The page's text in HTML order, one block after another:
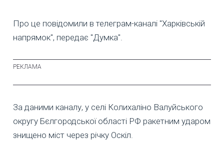
Про це повідомили в телеграм-каналі "Харківській
напрямок", передає "Думка".
За даними каналу, у селі Колихаліно Валуйського
округу Бєлгородської області РФ ракетним ударом
знищено міст через річку Оскіл.